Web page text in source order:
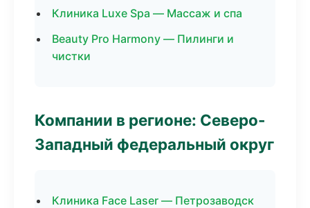
Клиника Luxe Spa — Массаж и спа
Beauty Pro Harmony — Пилинги и
чистки
Компании в регионе: Северо-
Западный федеральный округ
Клиника Face Laser — Петрозаводск